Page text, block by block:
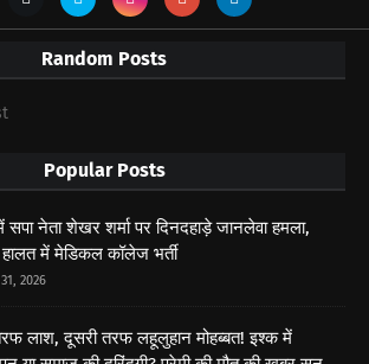
Random Posts
Popular Posts
सपा नेता शेखर शर्मा पर दिनदहाड़े जानलेवा हमला,
हालत में मेडिकल कॉलेज भर्ती
2026
लाश, दूसरी तरफ लहूलुहान मोहब्बत! इश्क में